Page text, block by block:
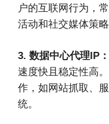
户的互联网行为，
活动和社交媒体策略
3. 数据中心代理IP：
速度快且稳定性高
作，如网站抓取、
统。